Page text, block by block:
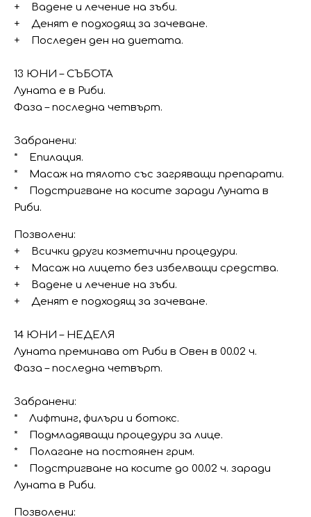
+ Вадене и лечение на зъби.
+ Денят е подходящ за зачеване.
+ Последен ден на диетата.
13 ЮНИ – СЪБОТА
Луната е в Риби.
Фаза – последна четвърт.
Забранени:
* Епилация.
* Масаж на тялото със загряващи препарати.
* Подстригване на косите заради Луната в
Риби.
Позволени:
+ Всички други козметични процедури.
+ Масаж на лицето без избелващи средства.
+ Вадене и лечение на зъби.
+ Денят е подходящ за зачеване.
14 ЮНИ – НЕДЕЛЯ
Луната преминава от Риби в Овен в 00.02 ч.
Фаза – последна четвърт.
Забранени:
* Лифтинг, филъри и ботокс.
* Подмладяващи процедури за лице.
* Полагане на постоянен грим.
* Подстригване на косите до 00.02 ч. заради
Луната в Риби.
Позволени: